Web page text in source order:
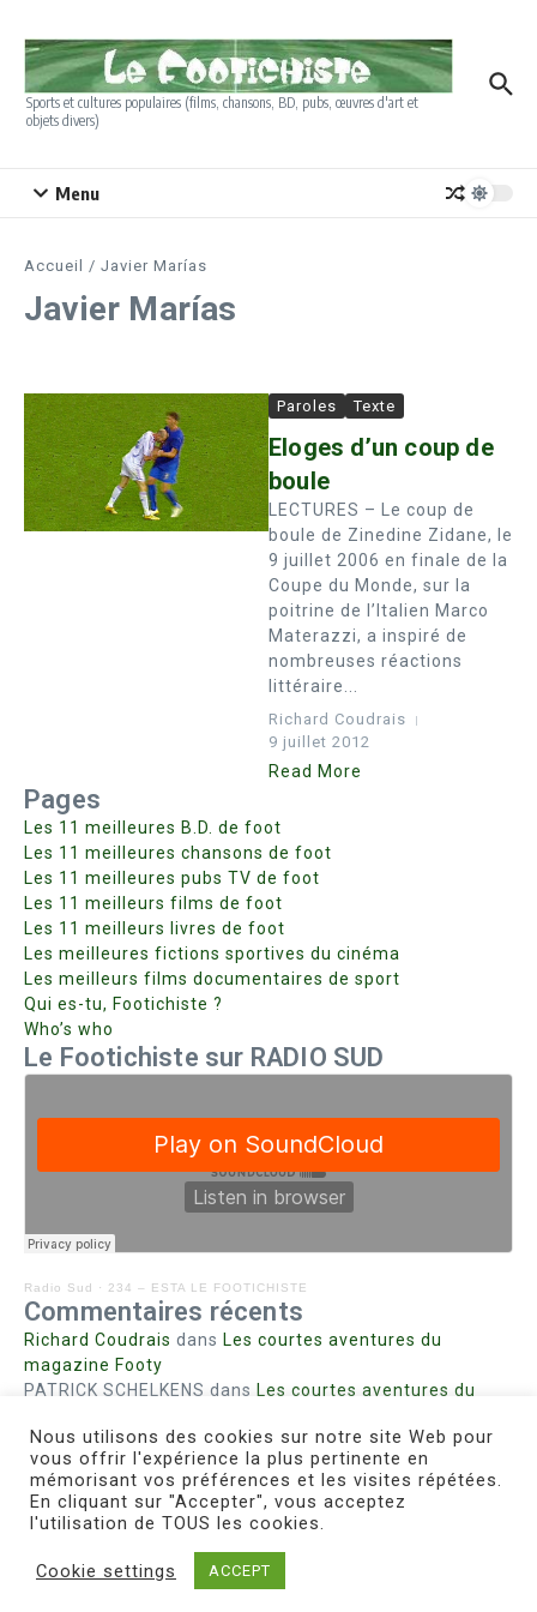
Sports et cultures populaires (films, chansons, BD, pubs, œuvres d'art et
objets divers)
Menu
Accueil / Javier Marías
Javier Marías
Paroles Texte
Eloges d’un coup de
boule
LECTURES – Le coup de
boule de Zinedine Zidane, le
9 juillet 2006 en finale de la
Coupe du Monde, sur la
poitrine de l’Italien Marco
Materazzi, a inspiré de
nombreuses réactions
littéraire...
Richard Coudrais
9 juillet 2012
Read More
Pages
Les 11 meilleures B.D. de foot
Les 11 meilleures chansons de foot
Les 11 meilleures pubs TV de foot
Les 11 meilleurs films de foot
Les 11 meilleurs livres de foot
Les meilleures fictions sportives du cinéma
Les meilleurs films documentaires de sport
Qui es-tu, Footichiste ?
Who’s who
Le Footichiste sur RADIO SUD
Radio Sud · 234 – ESTA LE FOOTICHISTE
Commentaires récents
Richard Coudrais dans Les courtes aventures du
magazine Footy
PATRICK SCHELKENS dans Les courtes aventures du
Bohn fabiennedans Intrigues sanglantes à Mulhouse
Steph. RUTA dansLust for Nice
MIRMANDdansPieds agiles et champignons
Copyright © 2026 Le Footichiste | Réalisé par
Nous utilisons des cookies sur notre site Web pour
vous offrir l'expérience la plus pertinente en
mémorisant vos préférences et les visites répétées.
En cliquant sur "Accepter", vous acceptez
l'utilisation de TOUS les cookies.
Cookie settings ACCEPT